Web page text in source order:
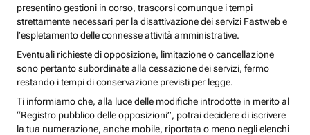
presentino gestioni in corso, trascorsi comunque i tempi
strettamente necessari per la disattivazione dei servizi Fastweb e
l’espletamento delle connesse attività amministrative.
Eventuali richieste di opposizione, limitazione o cancellazione
sono pertanto subordinate alla cessazione dei servizi, fermo
restando i tempi di conservazione previsti per legge.
Ti informiamo che, alla luce delle modifiche introdotte in merito al
“Registro pubblico delle opposizioni”, potrai decidere di iscrivere
la tua numerazione, anche mobile, riportata o meno negli elenchi